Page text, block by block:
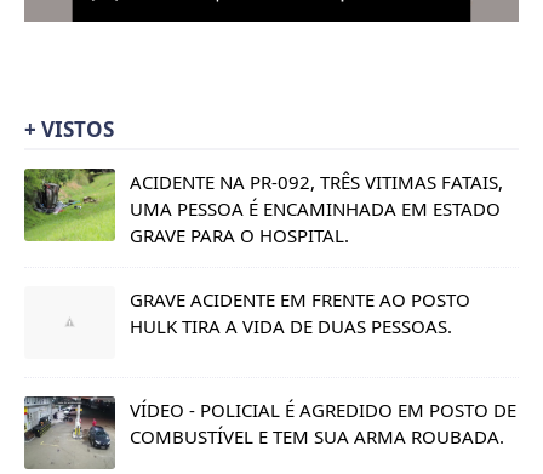
+ VISTOS
ACIDENTE NA PR-092, TRÊS VITIMAS FATAIS,
UMA PESSOA É ENCAMINHADA EM ESTADO
GRAVE PARA O HOSPITAL.
GRAVE ACIDENTE EM FRENTE AO POSTO
HULK TIRA A VIDA DE DUAS PESSOAS.
VÍDEO - POLICIAL É AGREDIDO EM POSTO DE
COMBUSTÍVEL E TEM SUA ARMA ROUBADA.